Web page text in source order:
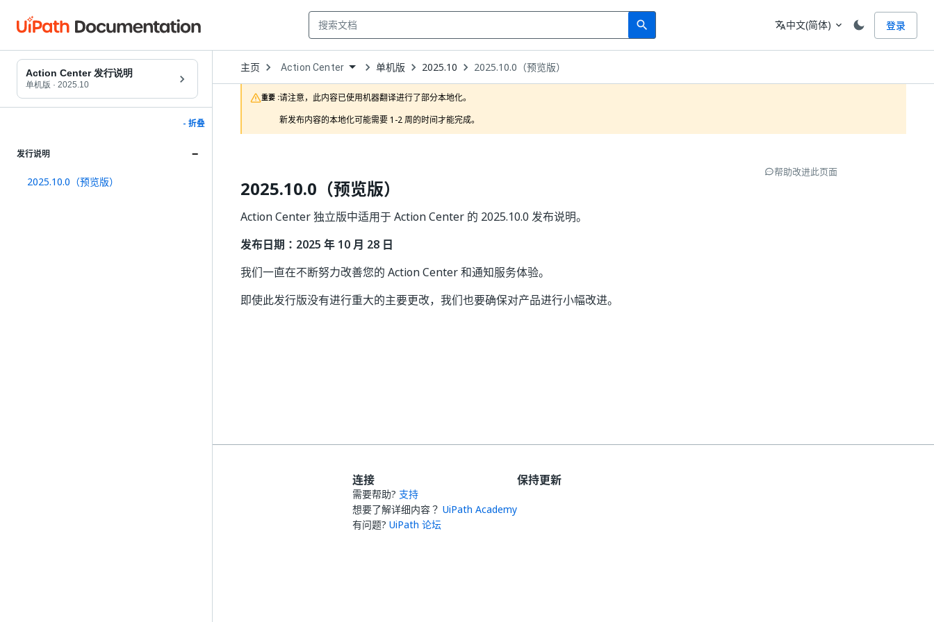
search
Search 语言
translate中文(简体) expand_more 登录
Action Center 发行说明
单机版 · 2025.10
- 折叠
发行说明
2025.10.0（预览版）
主页 Open
Dropdown
to
choose
product
Action Center 单机版 2025.10 2025.10.0（预览版）
重要 :请注意，此内容已使用机器翻译进行了部分本地化。
新发布内容的本地化可能需要 1-2 周的时间才能完成。
2025.10.0（预览版）
Action Center 独立版中适用于 Action Center 的 2025.10.0 发布说明。
发布日期：2025 年 10 月 28 日
我们一直在不断努力改善您的 Action Center 和通知服务体验。
即使此发行版没有进行重大的主要更改，我们也要确保对产品进行小幅改进。
帮助改进此页面
连接
需要帮助? 支持
想要了解详细内容？ UiPath Academy
有问题? UiPath 论坛
保持更新